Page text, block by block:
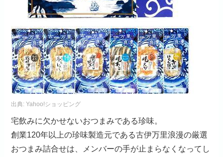
出典:Yahoo!ショッピング
宅飲みに欠かせないおつまみである珍味。
創業120年以上の珍味製造元である古伊万里浪漫の厳選
おつまみ詰合せは、メンバーの手が止まらなくなってし